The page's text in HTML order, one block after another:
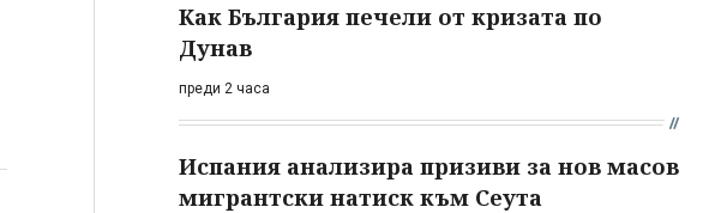
Как България печели от кризата по
Дунав
преди 2 часа
Испания анализира призиви за нов масов
мигрантски натиск към Сеута